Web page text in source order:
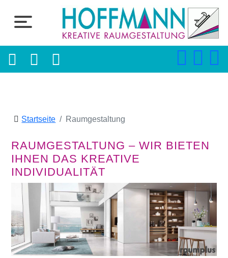
Startseite Raumgestaltung
RAUMGESTALTUNG – WIR BIETEN
IHNEN DAS KREATIVE
INDIVIDUALITÄT